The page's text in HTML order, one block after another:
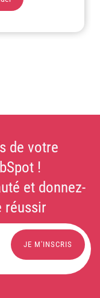
de votre
!
et donnez-
réussir